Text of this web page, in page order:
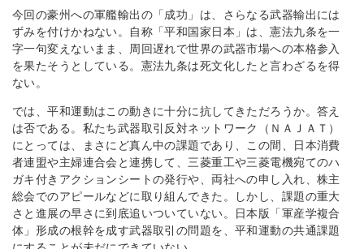
今回の豪州への軍艦輸出の「成功」は、さらなる武器輸出には
ずみを付けかねない。自称「平和国家日本」は、憲法九条を一
字一句変えないまま、周回遅れで世界の武器市場への本格参入
を果たそうとしている。憲法九条は死文化したと言わざるを得
ない。
では、平和運動はこの動きに十分に抗してきただろうか。答え
は否である。私たち武器取引反対ネットワーク（ＮＡＪＡＴ）
にとっては、まさにど真ん中の課題であり、この間、日本消費
者連盟や主婦連合会と連携して、三菱重工や三菱電機宛てのハ
ガキ付きアクションシートの発行や、両社への申し入れ、株主
総会でのアピールなどに取り組んできた。しかし、課題の重大
さと進展の早さに到底追いついていない。日本版「軍産学複合
体」形成の根幹を成す武器取引の問題を、平和運動の共通課題